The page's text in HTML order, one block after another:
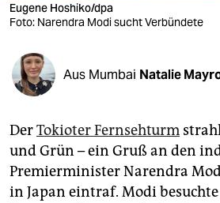
unterstützen
genossenschaft
Eugene Hoshiko/dpa
Foto: Narendra Modi sucht Verbündete
Aus Mumbai Natalie
DerTokioter Fernsehturm
und Grün – ein Gruß an den
Premierminister Narendra
in Japan eintraf. Modi